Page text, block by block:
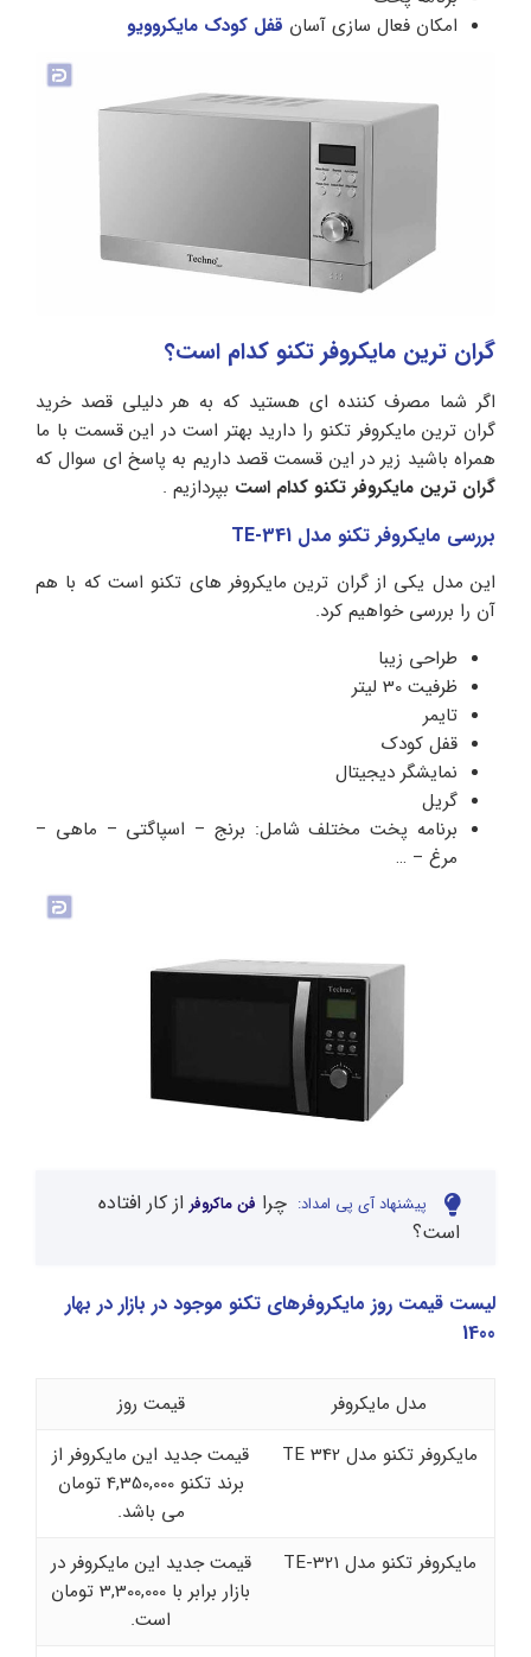
امکان فعال سازی آسان قفل کودک مایکروویو
گران ترین مایکروفر تکنو کدام است؟
اگر شما مصرف کننده ای هستید که به هر دلیلی قصد خرید
گران ترین مایکروفر تکنو را دارید بهتر است در این قسمت با ما
همراه باشید زیر در این قسمت قصد داریم به پاسخ ای سوال که
گران ترین مایکروفر تکنو کدام است بپردازیم .
بررسی مایکروفر تکنو مدل TE-341
این مدل یکی از گران ترین مایکروفر های تکنو است که با هم
آن را بررسی خواهیم کرد.
طراحی زیبا
ظرفیت 30 لیتر
تایمر
قفل کودک
نمایشگر دیجیتال
گریل
برنامه پخت مختلف شامل: برنج – اسپاگتی – ماهی –
مرغ – …
پیشنهاد آی پی امداد: چرا فن ماکروفراز کار افتاده
است؟
لیست قیمت روز مایکروفرهای تکنو موجود در بازار در بهار
1400
مدل مایکروفر
قیمت روز
مایکروفر تکنو مدل TE 342
قیمت جدید این مایکروفر از
برند تکنو 4,350,000 تومان
می باشد.
مایکروفر تکنو مدل TE-321
قیمت جدید این مایکروفر در
بازار برابر با 3,300,000 تومان
است.